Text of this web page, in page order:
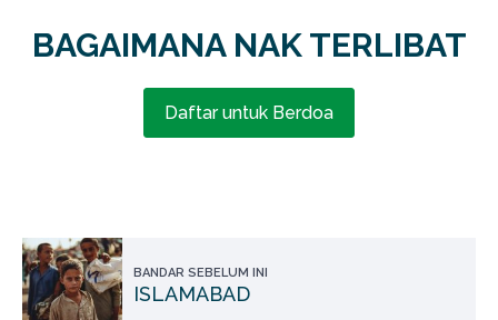
BAGAIMANA NAK TERLIBAT
Daftar untuk Berdoa
BANDAR SEBELUM INI
ISLAMABAD